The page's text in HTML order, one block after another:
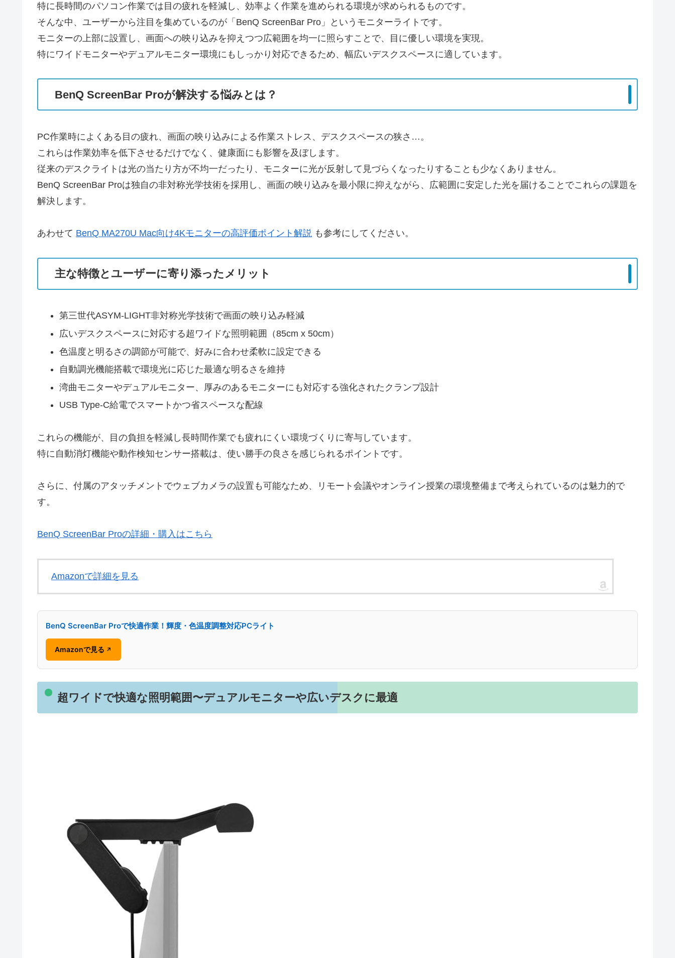
特に長時間のパソコン作業では目の疲れを軽減し、効率よく作業を進められる環境が求められるものです。
そんな中、ユーザーから注目を集めているのが「BenQ ScreenBar Pro」というモニターライトです。
モニターの上部に設置し、画面への映り込みを抑えつつ広範囲を均一に照らすことで、目に優しい環境を実現。
特にワイドモニターやデュアルモニター環境にもしっかり対応できるため、幅広いデスクスペースに適しています。
BenQ ScreenBar Proが解決する悩みとは？
PC作業時によくある目の疲れ、画面の映り込みによる作業ストレス、デスクスペースの狭さ…。
これらは作業効率を低下させるだけでなく、健康面にも影響を及ぼします。
従来のデスクライトは光の当たり方が不均一だったり、モニターに光が反射して見づらくなったりすることも少なくありません。
BenQ ScreenBar Proは独自の非対称光学技術を採用し、画面の映り込みを最小限に抑えながら、広範囲に安定した光を届けることでこれらの課題を
解決します。
あわせて BenQ MA270U Mac向け4Kモニターの高評価ポイント解説 も参考にしてください。
主な特徴とユーザーに寄り添ったメリット
第三世代ASYM-LIGHT非対称光学技術で画面の映り込み軽減
広いデスクスペースに対応する超ワイドな照明範囲（85cm x 50cm）
色温度と明るさの調節が可能で、好みに合わせ柔軟に設定できる
自動調光機能搭載で環境光に応じた最適な明るさを維持
湾曲モニターやデュアルモニター、厚みのあるモニターにも対応する強化されたクランプ設計
USB Type-C給電でスマートかつ省スペースな配線
これらの機能が、目の負担を軽減し長時間作業でも疲れにくい環境づくりに寄与しています。
特に自動消灯機能や動作検知センサー搭載は、使い勝手の良さを感じられるポイントです。
さらに、付属のアタッチメントでウェブカメラの設置も可能なため、リモート会議やオンライン授業の環境整備まで考えられているのは魅力的で
す。
BenQ ScreenBar Proの詳細・購入はこちら
Amazonで詳細を見る
BenQ ScreenBar Proで快適作業！輝度・色温度調整対応PCライト
Amazonで見る ↗
超ワイドで快適な照明範囲〜デュアルモニターや広いデスクに最適